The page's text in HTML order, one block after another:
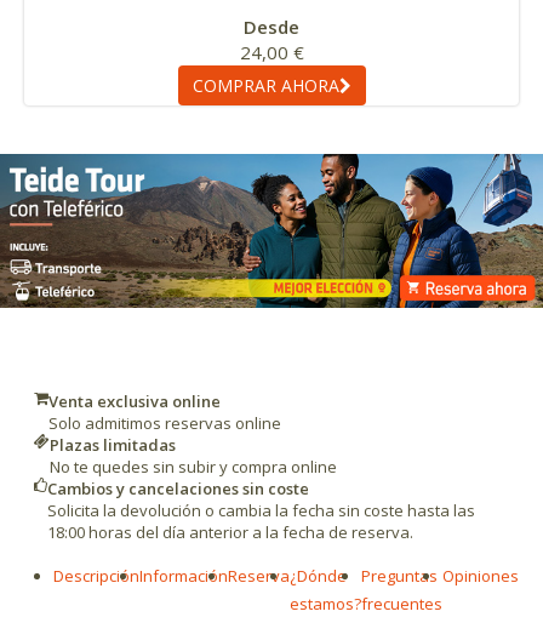
Desde
24,00 €
COMPRAR AHORA
Venta exclusiva online
Solo admitimos reservas online
Plazas limitadas
No te quedes sin subir y compra online
Cambios y cancelaciones sin coste
Solicita la devolución o cambia la fecha sin coste hasta las
18:00 horas del día anterior a la fecha de reserva.
DescripciónInformaciónReserva¿Dónde
estamos?
Preguntas
frecuentes
Opiniones